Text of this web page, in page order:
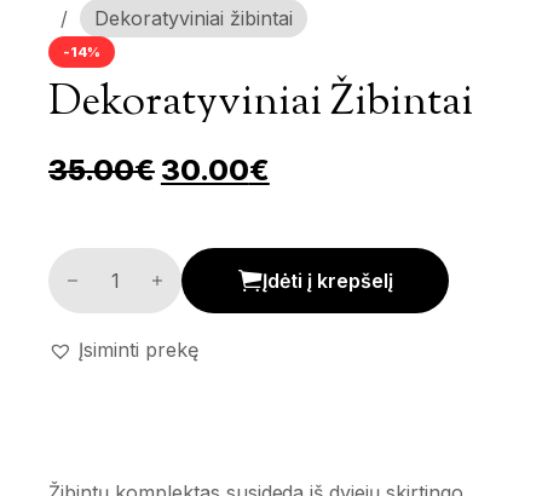
/
Dekoratyviniai žibintai
-14%
Dekoratyviniai Žibintai
35.00€ Pradinė kaina buvo:
30.00€Dabartinė kaina
Dekoratyviniai žibintai kiekis
Įdėti į krepšelį
Įsiminti prekę